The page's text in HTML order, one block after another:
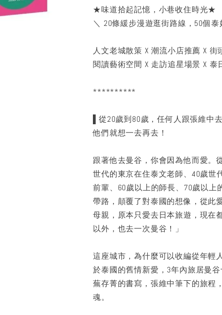
★味道拾起記憶，小巷收住時光★
＼ 20條緩步漫遊逛街路線，50個
人文老城散策 X 潮流小店推薦 X
閱讀藝術空間 X 走訪追星場景 X 泰
**********
▌從20歲到80歲，任何人跟張維中
他們就想一去再去！
跟著他去曼谷，你會因為他而愛。
世代的東京在住泰文老師、40歲世
前輩、60歲以上的師長、70歲以上
帶路，顛覆了對泰國的想像，從此
母親，原本只愛去日本旅遊，現在
以外，也去一次曼谷！」
這座城市，為什麼可以收編從年輕
於泰國的舊情新愛，3年內旅居曼
蕪存菁的書寫，張維中筆下的旅程
魂。